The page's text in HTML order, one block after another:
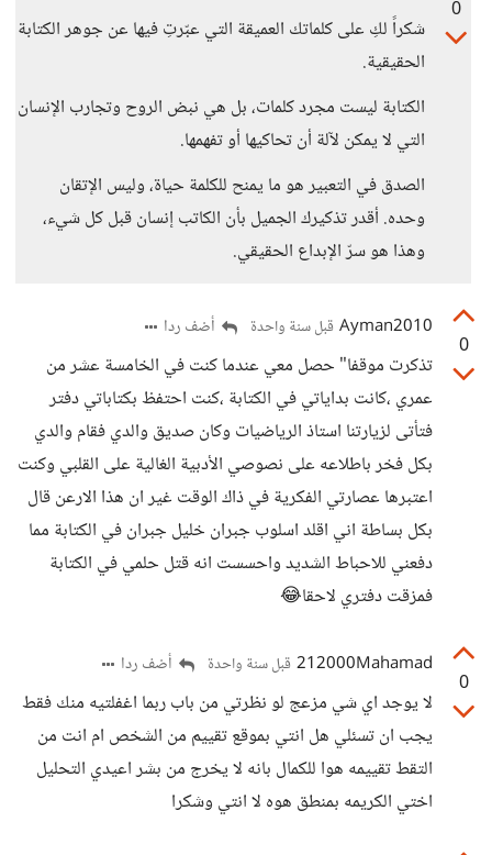
0
شكراً لكِ على كلماتك العميقة التي عبّرتِ فيها عن جوهر الكتابة
الحقيقية.
الكتابة ليست مجرد كلمات، بل هي نبض الروح وتجارب الإنسان
التي لا يمكن لآلة أن تحاكيها أو تفهمها.
الصدق في التعبير هو ما يمنح للكلمة حياة، وليس الإتقان
وحده. أقدر تذكيرك الجميل بأن الكاتب إنسان قبل كل شيء،
وهذا هو سرّ الإبداع الحقيقي.
0
Ayman2010 قبل سنة واحدة أضف ردا
تذكرت موقفا" حصل معي عندما كنت في الخامسة عشر من
عمري ،كانت بداياتي في الكتابة ،كنت احتفظ بكتاباتي دفتر
فتأتى لزيارتنا استاذ الرياضيات وكان صديق والدي فقام والدي
بكل فخر باطلاعه على نصوصي الأدبية الغالية على القلبي وكنت
اعتبرها عصارتي الفكرية في ذاك الوقت غير ان هذا الارعن قال
بكل بساطة اني اقلد اسلوب جبران خليل جبران في الكتابة مما
دفعني للاحباط الشديد واحسست انه قتل حلمي في الكتابة
فمزقت دفتري لاحقا😂
0
212000Mahamad قبل سنة واحدة أضف ردا
لا يوجد اي شي مزعج لو نظرتي من باب ربما اغفلتيه منك فقط
يجب ان تسئلي هل انتي بموقع تقييم من الشخص ام انت من
التقط تقييمه هوا للكمال بانه لا يخرج من بشر اعيدي التحليل
اختي الكريمه بمنطق هوه لا انتي وشكرا